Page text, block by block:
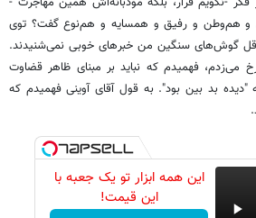
و هم‌وطن و رفیق و همسایه و هم‌نوع گفت؟ توی
گوش‌های سنگین من خبرهای خوبی نمی‌شنیدند.
می‌زدم، فهمیدم که نباید بر مبنای ظاهر قضاوت
بد بین بود". به قول آقای آوینی فهمیدم که
این همه ابزار تو یک جعبه با
این قیمت!